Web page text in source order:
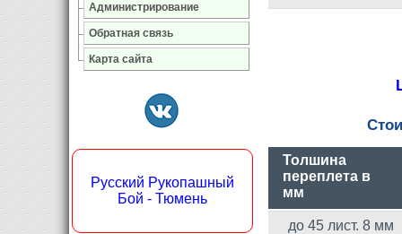
Толшина
переплета в
мм
до 45 лист. 8 мм
Администрирование
Обратная связь
Карта сайта
Русский Рукопашный
Бой - Тюмень